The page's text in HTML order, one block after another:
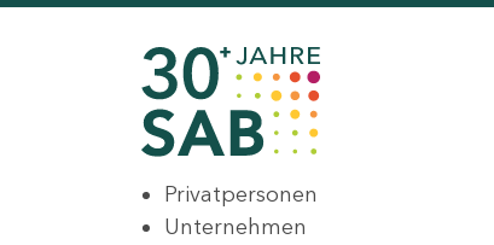
Privatpersonen
Unternehmen